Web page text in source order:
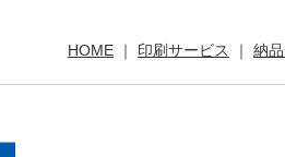
HOME 印刷サービス 納